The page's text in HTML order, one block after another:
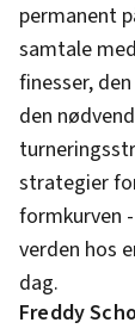
permanent
samtale
finesser,
den
strategier
formkurven
verden hos
dag.
Freddy